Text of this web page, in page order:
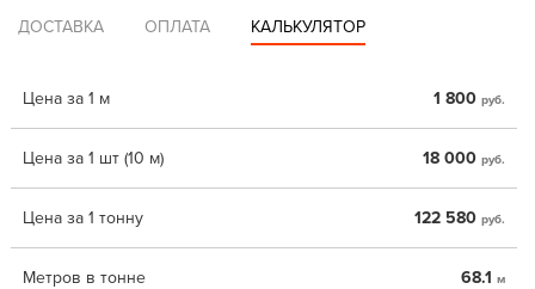
ДОСТАВКА ОПЛАТА КАЛЬКУЛЯТОР
Цена за 1 м 1 800 руб.
Цена за 1 шт (10 м) 18 000 руб.
Цена за 1 тонну 122 580 руб.
Метров в тонне 68.1 м